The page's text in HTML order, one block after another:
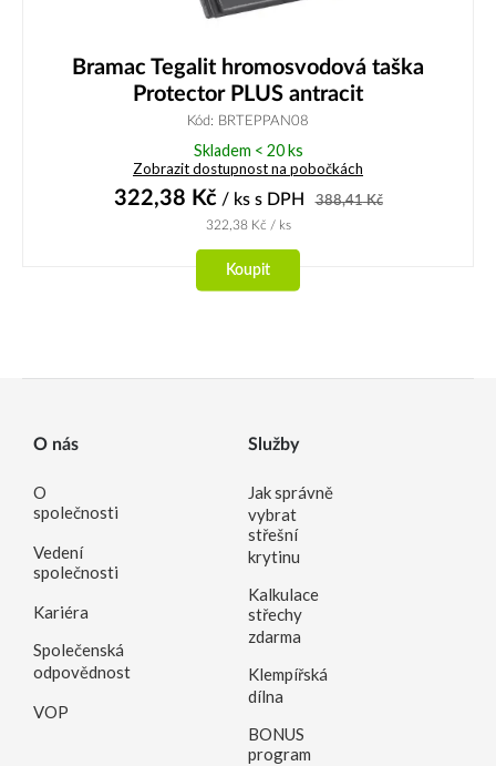
Bramac Tegalit hromosvodová taška
Protector PLUS antracit
Kód: BRTEPPAN08
Skladem < 20 ks
Zobrazit dostupnost na pobočkách
322,38 Kč/ ks s DPH 388,41Kč
322,38Kč / ks
Koupit
O nás
O
společnosti
Vedení
společnosti
Kariéra
Společenská
odpovědnost
VOP
Služby
Jak správně
vybrat
střešní
krytinu
Kalkulace
střechy
zdarma
Klempířská
dílna
BONUS
program